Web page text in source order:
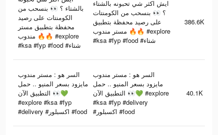
بالشتاء ؟ 👀 بنسحب من
الكومنتات على رصيد
محفظة بتطبيق مستر
مندوب 🔥🔥 #explore
#ksa #fyp #food #شتاء
ايش اكثر شي تحبونه بالشتاء
؟ 👀 بنسحب من الكومنتات
على رصيد محفظة بتطبيق
مستر مندوب 🔥🔥 #explore
#ksa #fyp #food #شتاء
386.6K
السر هو : مستر مندوب
مايزود بسعر المنيو .. حمل
التطبيق الآن 👀💚
#explore #ksa #fyp
#delivery #اكسبلور #food
السر هو : مستر مندوب
مايزود بسعر المنيو .. حمل
التطبيق الآن 👀💚 #explore
#ksa #fyp #delivery
#اكسبلور #food
40.1K